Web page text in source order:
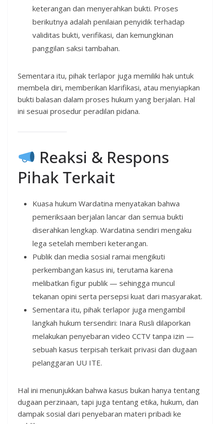
keterangan dan menyerahkan bukti. Proses
berikutnya adalah penilaian penyidik terhadap
validitas bukti, verifikasi, dan kemungkinan
panggilan saksi tambahan.
Sementara itu, pihak terlapor juga memiliki hak untuk
membela diri, memberikan klarifikasi, atau menyiapkan
bukti balasan dalam proses hukum yang berjalan. Hal
ini sesuai prosedur peradilan pidana.
Reaksi & Respons
Pihak Terkait
Kuasa hukum Wardatina menyatakan bahwa
pemeriksaan berjalan lancar dan semua bukti
diserahkan lengkap. Wardatina sendiri mengaku
lega setelah memberi keterangan.
Publik dan media sosial ramai mengikuti
perkembangan kasus ini, terutama karena
melibatkan figur publik — sehingga muncul
tekanan opini serta persepsi kuat dari masyarakat.
Sementara itu, pihak terlapor juga mengambil
langkah hukum tersendiri: Inara Rusli dilaporkan
melakukan penyebaran video CCTV tanpa izin —
sebuah kasus terpisah terkait privasi dan dugaan
pelanggaran UU ITE.
Hal ini menunjukkan bahwa kasus bukan hanya tentang
dugaan perzinaan, tapi juga tentang etika, hukum, dan
dampak sosial dari penyebaran materi pribadi ke